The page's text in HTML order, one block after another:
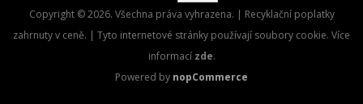
Copyright © 2026. Všechna práva vyhrazena. | Recyklační poplatky
zahrnuty v ceně. | Tyto internetové stránky používají soubory cookie. Více
informací zde.
Powered by nopCommerce